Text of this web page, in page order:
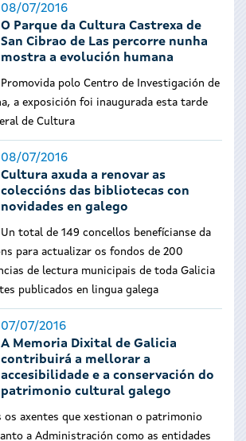
08/07/2016
O Parque da Cultura Castrexa de
San Cibrao de Las percorre nunha
mostra a evolución humana
Promovida polo Centro de Investigación de
a exposición foi inaugurada esta tarde
de Cultura
08/07/2016
Cultura axuda a renovar as
coleccións das bibliotecas con
novidades en galego
Un total de 149 concellos benefícianse da
para actualizar os fondos de 200
de lectura municipais de toda Galicia
publicados en lingua galega
07/07/2016
A Memoria Dixital de Galicia
contribuirá a mellorar a
accesibilidade e a conservación do
patrimonio cultural galego
os axentes que xestionan o patrimonio
a Administración como as entidades